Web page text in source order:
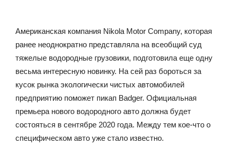
Американская компания Nikola Motor Company, которая
ранее неоднократно представляла на всеобщий суд
тяжелые водородные грузовики, подготовила еще одну
весьма интересную новинку. На сей раз бороться за
кусок рынка экологически чистых автомобилей
предприятию поможет пикап Badger. Официальная
премьера нового водородного авто должна будет
состояться в сентябре 2020 года. Между тем кое-что о
специфическом авто уже стало известно.